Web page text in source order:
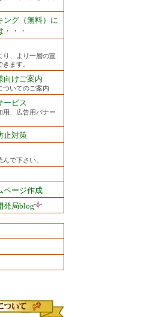
ング（無料）に
・・
り、より一層の宣
ます。
向けご案内
ついてのご案内
ービス
用、広告用バナー
止対策
で下さい。
ページ作成
発局blog